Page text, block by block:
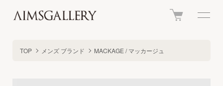
TOP メンズ ブランド MACKAGE / マッカージュ